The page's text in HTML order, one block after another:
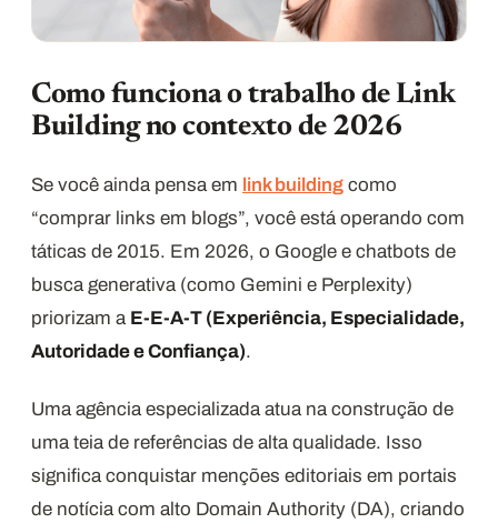
Como funciona o trabalho de Link
Building no contexto de 2026
Se você ainda pensa em link building como
“comprar links em blogs”, você está operando com
táticas de 2015. Em 2026, o Google e chatbots de
busca generativa (como Gemini e Perplexity)
priorizam a E-E-A-T (Experiência, Especialidade,
Autoridade e Confiança).
Uma agência especializada atua na construção de
uma teia de referências de alta qualidade. Isso
significa conquistar menções editoriais em portais
de notícia com alto Domain Authority (DA), criando